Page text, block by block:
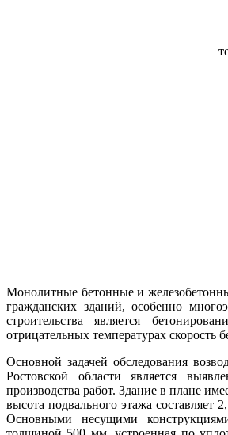
Монолитные бетонные и
гражданских зданий, особенно
строительства является
отрицательных температурах скорость
Основной задачей обследования
Ростовской области является
производства работ. Здание в плане
высота подвального этажа
Основными несущими